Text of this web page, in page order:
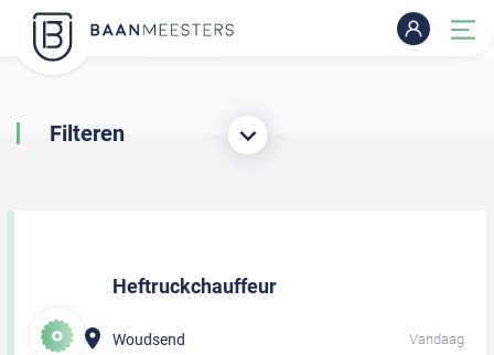
Filteren
Heftruckchauffeur
Woudsend Vandaag